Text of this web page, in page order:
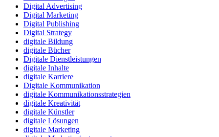
Digital Advertising
Digital Marketing
Digital Publishing
Digital Strategy
digitale Bildung
digitale Bücher
Digitale Dienstleistungen
digitale Inhalte
digitale Karriere
Digitale Kommunikation
digitale Kommunikationsstrategien
digitale Kreativität
digitale Künstler
digitale Lösungen
digitale Marketing